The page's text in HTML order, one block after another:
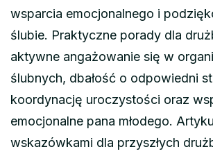
wsparcia emocjonalnego i
ślubie. Praktyczne porady dla
aktywne angażowanie się w
ślubnych, dbałość o odpowiedni
koordynację uroczystości oraz
emocjonalne pana młodego.
wskazówkami dla przyszłych